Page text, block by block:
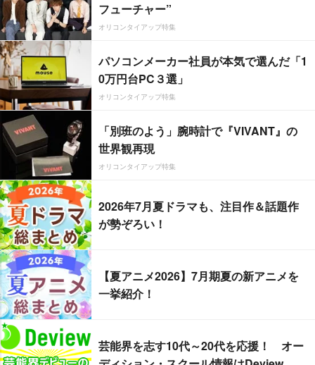
フューチャー”
オリコンタイアップ特集
パソコンメーカー社員が本気で選んだ「1
0万円台PC３選」
オリコンタイアップ特集
「別班のよう」腕時計で『VIVANT』の
世界観再現
オリコンタイアップ特集
2026年7月夏ドラマも、注目作＆話題作
が勢ぞろい！
【夏アニメ2026】7月期夏の新アニメを
一挙紹介！
芸能界を志す10代～20代を応援！ オー